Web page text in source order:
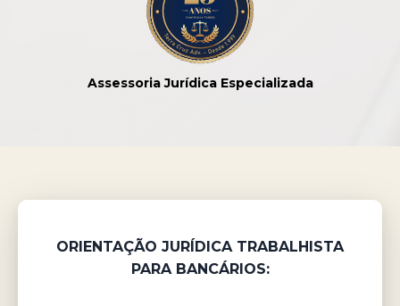
Assessoria Jurídica Especializada
ORIENTAÇÃO JURÍDICA TRABALHISTA
PARA BANCÁRIOS: